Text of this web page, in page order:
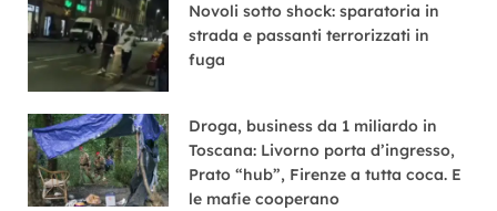
Novoli sotto shock: sparatoria in
strada e passanti terrorizzati in
fuga
Droga, business da 1 miliardo in
Toscana: Livorno porta d’ingresso,
Prato “hub”, Firenze a tutta coca. E
le mafie cooperano